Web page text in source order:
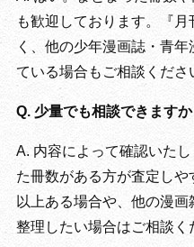
も歓迎しております。『
く、他の少年漫画誌・青
ている場合もご相談くださ
Q. 少量でも相談できますか
A. 内容によって確認いた
た冊数がある方が査定し
以上ある場合や、他の漫
整理したい場合はご相談く